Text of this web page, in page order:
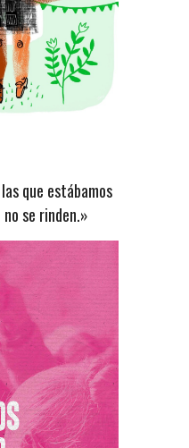
que estábamos
se rinden.»